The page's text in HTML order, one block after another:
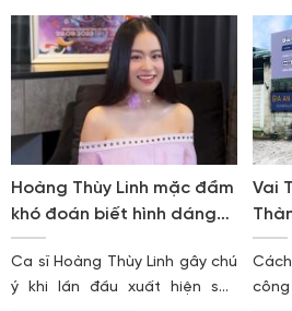
Hoàng Thùy Linh mặc đầm
khó đoán biết hình dáng
cơ thể?
Ca sĩ Hoàng Thùy Linh gây chú
ý khi lần đầu xuất hiện sau
Vai